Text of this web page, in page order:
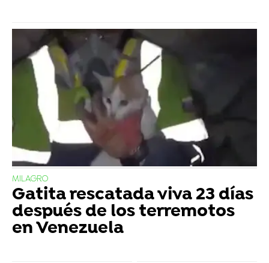
MILAGRO
Gatita rescatada viva 23 días
después de los terremotos
en Venezuela